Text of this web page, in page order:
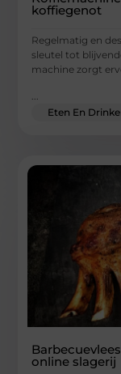
koffiegenot
Regelmatig en
sleutel tot
machine zorgt
Eten En
online slagerij